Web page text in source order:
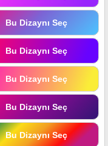
Bu Dizaynı Seç
Bu Dizaynı Seç
Bu Dizaynı Seç
Bu Dizaynı Seç
Bu Dizaynı Seç